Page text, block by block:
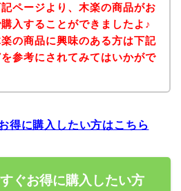
ページより、木楽の商品がお
入することができましたよ♪
の商品に興味のある方は下記
参考にされてみてはいかがで
得に購入したい方はこちら
ぐお得に購入したい方